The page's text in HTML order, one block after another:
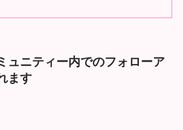
ュニティー内でのフォローア
ます